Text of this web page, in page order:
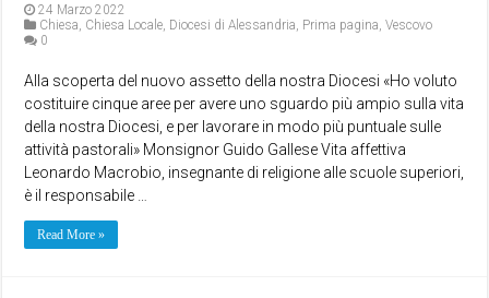
24 Marzo 2022
Chiesa, Chiesa Locale, Diocesi di Alessandria, Prima pagina,Vescovo
0
Alla scoperta del nuovo assetto della nostra Diocesi «Ho voluto
costituire cinque aree per avere uno sguardo più ampio sulla vita
della nostra Diocesi, e per lavorare in modo più puntuale sulle
attività pastorali» Monsignor Guido Gallese Vita affettiva
Leonardo Macrobio, insegnante di religione alle scuole superiori,
è il responsabile …
Read More »